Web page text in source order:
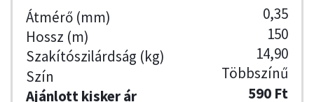
0,35
150
14,90
Többszínű
590 Ft